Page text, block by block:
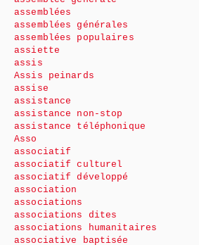
assemblées
assemblées générales
assemblées populaires
assiette
assis
Assis peinards
assise
assistance
assistance non-stop
assistance téléphonique
Asso
associatif
associatif culturel
associatif développé
association
associations
associations dites
associations humanitaires
associative baptisée